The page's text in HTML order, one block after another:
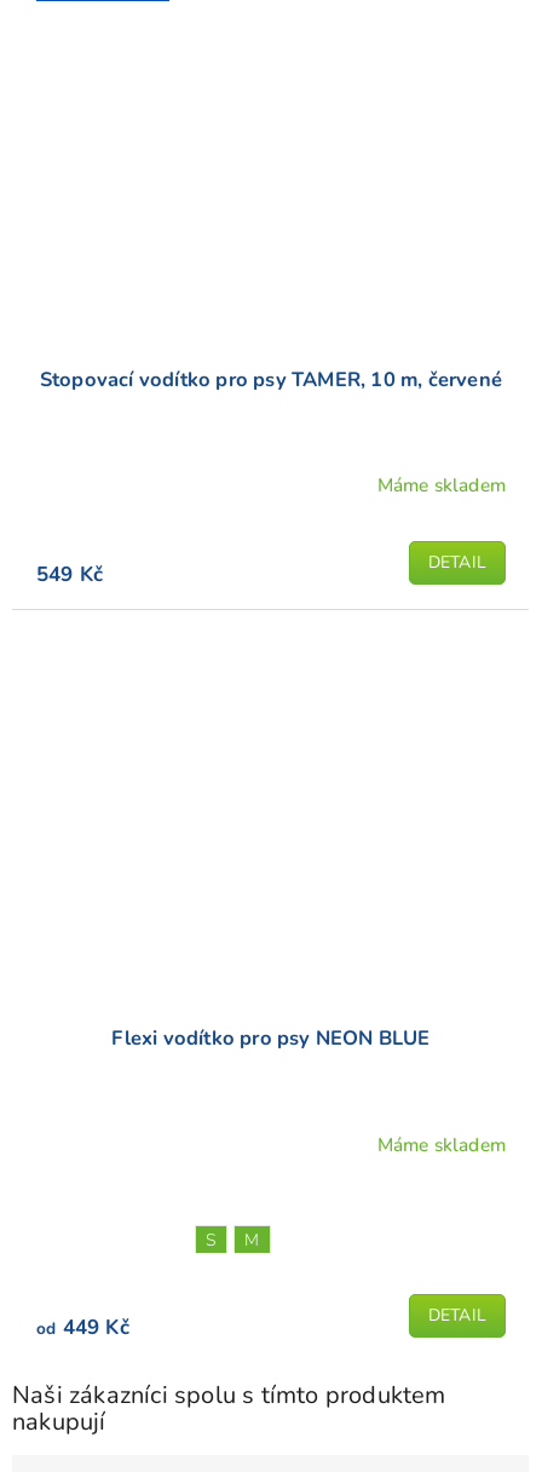
Stopovací vodítko pro psy TAMER, 10 m, červené
Máme skladem
549 Kč DETAIL
Flexi vodítko pro psy NEON BLUE
Máme skladem
od 449 Kč DETAIL
S M
Naši zákazníci spolu s tímto produktem
nakupují